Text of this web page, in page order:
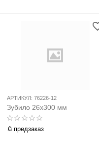
АРТИКУЛ: 76226-12
Зубило 26x300 мм
предзаказ